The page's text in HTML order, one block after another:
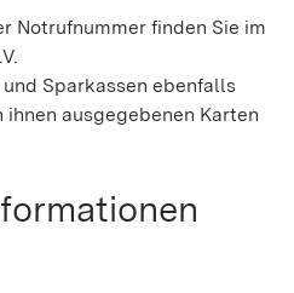
Notrufnummer finden Sie im
Sparkassen ebenfalls
ausgegebenen Karten
Fenster geöffnet)